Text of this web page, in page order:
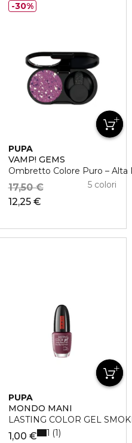
PUPA
VAMP! GEMS
Ombretto Colore Puro –
12,25 €
17,50 € 5 colori
30%
PUPA
MONDO MANI
LASTING COLOR GEL
1,00 € 1 1